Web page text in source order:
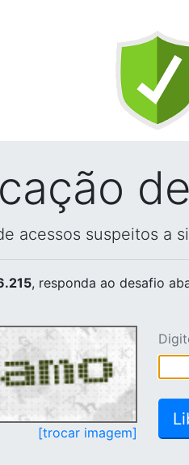
acessos suspeitos a
, responda ao desafio
[trocar imagem]